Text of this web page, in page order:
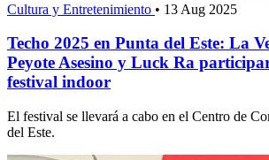
Cultura y Entretenimiento • 13 Aug 2025
Techo 2025 en Punta del Este: La
Peyote Asesino y Luck Ra
festival indoor
El festival se llevará a cabo en el Centro de
del Este.